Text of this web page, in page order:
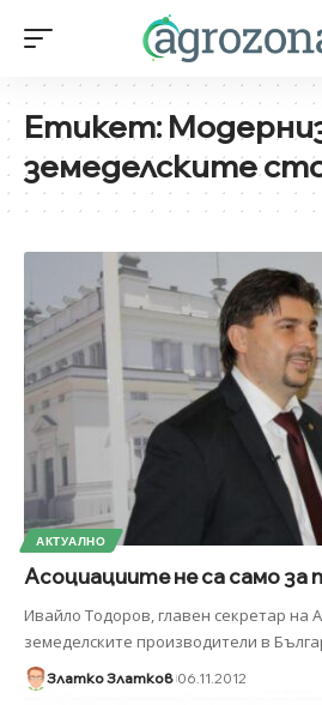
Етикет:
земеделските
АКТУАЛНО
Асоциациите не са само
Ивайло Тодоров, главен секретар на
земеделските производители в
Златко Златков 06.11.2012